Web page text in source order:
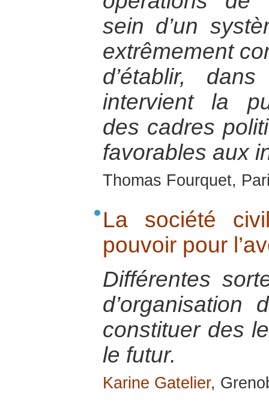
sein d’un
extrêmement
d’établir,
intervient la
des cadres
favorables aux
Thomas Fourquet,
La société
pouvoir pour
Différentes
d’organisation
constituer des
le futur.
Karine Gatelier,